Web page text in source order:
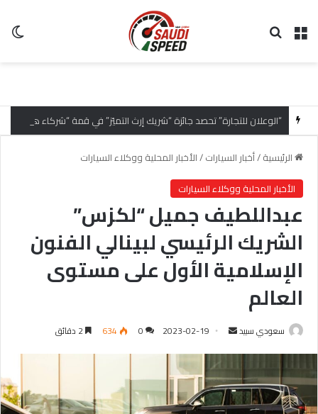
القائمة
“الوعلان للتجارة” تحصد جائزة “شريك إرث التميّز” في قمة “شركاء هيونداي لعام 2026” تقديراً للتميّز التشغيلي وريادة تجارب العميل
الرئيسية/أخبار السيارات/الأخبار المحلية ووكلاء السيارات
الأخبار المحلية ووكلاء السيارات
عبداللطيف جميل “لكزس”
الشريك الرئيسي لبينالي الفنون
الإسلامية الأول على مستوى
العالم
سعودي سبيد
ل
2023-02-19
0
634